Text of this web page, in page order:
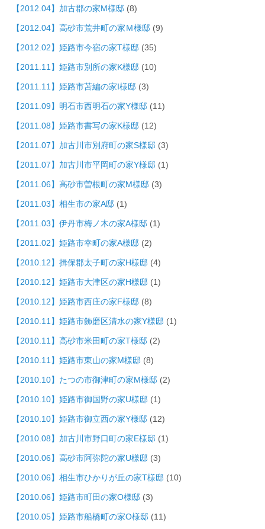
【2012.04】加古郡の家M様邸 (8)
【2012.04】高砂市荒井町の家Ｍ様邸 (9)
【2012.02】姫路市今宿の家T様邸 (35)
【2011.11】姫路市別所の家K様邸 (10)
【2011.11】姫路市苫編の家I様邸 (3)
【2011.09】明石市西明石の家Y様邸 (11)
【2011.08】姫路市書写の家K様邸 (12)
【2011.07】加古川市別府町の家S様邸 (3)
【2011.07】加古川市平岡町の家Y様邸 (1)
【2011.06】高砂市曽根町の家M様邸 (3)
【2011.03】相生市の家A邸 (1)
【2011.03】伊丹市梅ノ木の家A様邸 (1)
【2011.02】姫路市幸町の家A様邸 (2)
【2010.12】揖保郡太子町の家H様邸 (4)
【2010.12】姫路市大津区の家H様邸 (1)
【2010.12】姫路市西庄の家F様邸 (8)
【2010.11】姫路市飾磨区清水の家Y様邸 (1)
【2010.11】高砂市米田町の家T様邸 (2)
【2010.11】姫路市東山の家M様邸 (8)
【2010.10】たつの市御津町の家M様邸 (2)
【2010.10】姫路市御国野の家U様邸 (1)
【2010.10】姫路市御立西の家Y様邸 (12)
【2010.08】加古川市野口町の家E様邸 (1)
【2010.06】高砂市阿弥陀の家U様邸 (3)
【2010.06】相生市ひかりが丘の家T様邸 (10)
【2010.06】姫路市町田の家O様邸 (3)
【2010.05】姫路市船橋町の家O様邸 (11)